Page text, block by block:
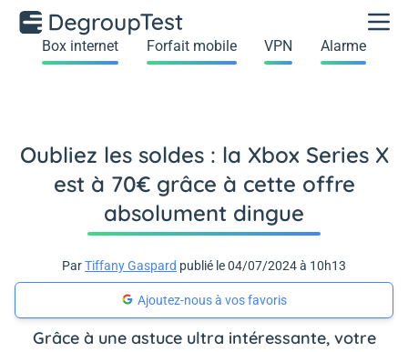
Box internet Forfait mobile VPN Alarme
Oubliez les soldes : la Xbox Series X
est à 70€ grâce à cette offre
absolument dingue
ParTiffany Gaspard publié le 04/07/2024 à 10h13
Ajoutez-nous à vos favoris
Grâce à une astuce ultra intéressante, votre